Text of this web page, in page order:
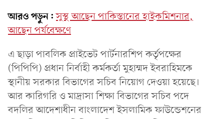
আরও পড়ুন: সুস্থ আছেন পাকিস্তানের হাইকমিশনার,
আছেন পর্যবেক্ষণে
এ ছাড়া পাবলিক প্রাইভেট পার্টনারশিপ কর্তৃপক্ষের
(পিপিপি) প্রধান নির্বাহী কর্মকর্তা মুহাম্মদ ইবরাহিমকে
স্থানীয় সরকার বিভাগের সচিব নিয়োগ দেওয়া হয়েছে।
আর কারিগরি ও মাদ্রাসা শিক্ষা বিভাগের সচিব পদে
বদলির আদেশাধীন বাংলাদেশ ইসলামিক ফাউন্ডেশনের